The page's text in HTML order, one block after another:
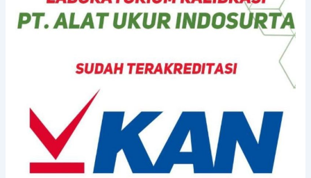
Station
Bersertifikat